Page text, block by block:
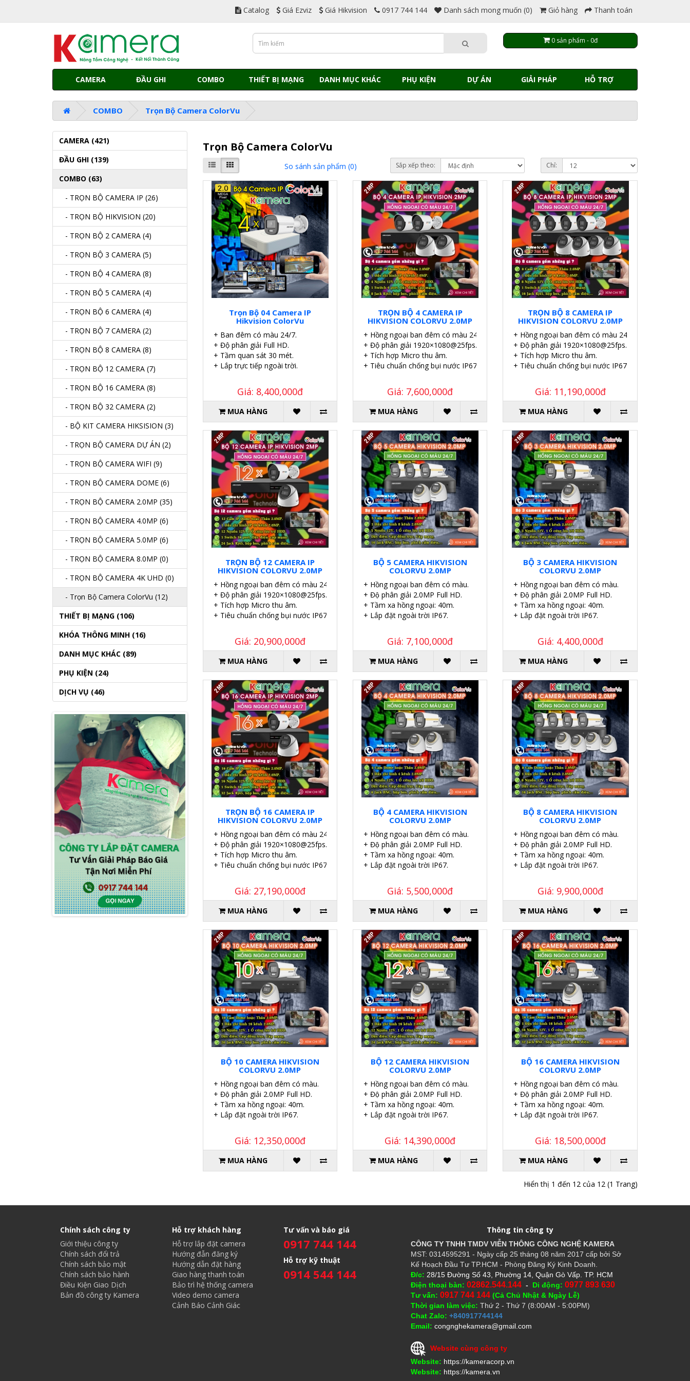
Catalog Giá Ezviz Giá Hikvision 0917 744 144 Danh sách mong muốn (0) Giỏ hàng Thanh toán
0 sản phẩm - 0đ
CAMERA ĐẦU GHI COMBO THIẾT BỊ MẠNG DANH MỤC KHÁC PHỤ KIỆN DỰ ÁN GIẢI PHÁP HỖ TRỢ
COMBO Trọn Bộ Camera ColorVu
CAMERA (421)
ĐẦU GHI (139)
COMBO (63)
- TRỌN BỘ CAMERA IP (26)
- TRỌN BỘ HIKVISION (20)
- TRỌN BỘ 2 CAMERA (4)
- TRỌN BỘ 3 CAMERA (5)
- TRỌN BỘ 4 CAMERA (8)
- TRỌN BỘ 5 CAMERA (4)
- TRỌN BỘ 6 CAMERA (4)
- TRỌN BỘ 7 CAMERA (2)
- TRỌN BỘ 8 CAMERA (8)
- TRỌN BỘ 12 CAMERA (7)
- TRỌN BỘ 16 CAMERA (8)
- TRỌN BỘ 32 CAMERA (2)
- BỘ KIT CAMERA HIKSISION (3)
- TRỌN BỘ CAMERA DỰ ÁN (2)
- TRỌN BỘ CAMERA WIFI (9)
- TRỌN BỘ CAMERA DOME (6)
- TRỌN BỘ CAMERA 2.0MP (35)
- TRỌN BỘ CAMERA 4.0MP (6)
- TRỌN BỘ CAMERA 5.0MP (6)
- TRỌN BỘ CAMERA 8.0MP (0)
- TRỌN BỘ CAMERA 4K UHD (0)
- Trọn Bộ Camera ColorVu (12)
THIẾT BỊ MẠNG (106)
KHÓA THÔNG MINH (16)
DANH MỤC KHÁC (89)
PHỤ KIỆN (24)
DỊCH VỤ (46)
Trọn Bộ Camera ColorVu
So sánh sản phẩm (0) Sắp xếp theo: Chỉ:
Trọn Bộ 04 Camera IP
Hikvision ColorVu
+ Ban đêm có màu 24/7.
+ Độ phân giải Full HD.
+ Tầm quan sát 30 mét.
+ Lắp trực tiếp ngoài trời.
Giá: 8,400,000đ
MUA HÀNG
TRỌN BỘ 4 CAMERA IP
HIKVISION COLORVU 2.0MP
+ Hồng ngoại ban đêm có màu 24/7.
+ Độ phân giải 1920×1080@25fps.
+ Tích hợp Micro thu âm.
+ Tiêu chuẩn chống bụi nước IP67.
Giá: 7,600,000đ
MUA HÀNG
TRỌN BỘ 8 CAMERA IP
HIKVISION COLORVU 2.0MP
+ Hồng ngoại ban đêm có màu 24/7.
+ Độ phân giải 1920×1080@25fps.
+ Tích hợp Micro thu âm.
+ Tiêu chuẩn chống bụi nước IP67.
Giá: 11,190,000đ
MUA HÀNG
TRỌN BỘ 12 CAMERA IP
HIKVISION COLORVU 2.0MP
+ Hồng ngoại ban đêm có màu 24/7.
+ Độ phân giải 1920×1080@25fps.
+ Tích hợp Micro thu âm.
+ Tiêu chuẩn chống bụi nước IP67.
Giá: 20,900,000đ
MUA HÀNG
BỘ 5 CAMERA HIKVISION
COLORVU 2.0MP
+ Hồng ngoại ban đêm có màu.
+ Độ phân giải 2.0MP Full HD.
+ Tầm xa hồng ngoại: 40m.
+ Lắp đặt ngoài trời IP67.
Giá: 7,100,000đ
MUA HÀNG
BỘ 3 CAMERA HIKVISION
COLORVU 2.0MP
+ Hồng ngoại ban đêm có màu.
+ Độ phân giải 2.0MP Full HD.
+ Tầm xa hồng ngoại: 40m.
+ Lắp đặt ngoài trời IP67.
Giá: 4,400,000đ
MUA HÀNG
TRỌN BỘ 16 CAMERA IP
HIKVISION COLORVU 2.0MP
+ Hồng ngoại ban đêm có màu 24/7.
+ Độ phân giải 1920×1080@25fps.
+ Tích hợp Micro thu âm.
+ Tiêu chuẩn chống bụi nước IP67.
Giá: 27,190,000đ
MUA HÀNG
BỘ 4 CAMERA HIKVISION
COLORVU 2.0MP
+ Hồng ngoại ban đêm có màu.
+ Độ phân giải 2.0MP Full HD.
+ Tầm xa hồng ngoại: 40m.
+ Lắp đặt ngoài trời IP67.
Giá: 5,500,000đ
MUA HÀNG
BỘ 8 CAMERA HIKVISION
COLORVU 2.0MP
+ Hồng ngoại ban đêm có màu.
+ Độ phân giải 2.0MP Full HD.
+ Tầm xa hồng ngoại: 40m.
+ Lắp đặt ngoài trời IP67.
Giá: 9,900,000đ
MUA HÀNG
BỘ 10 CAMERA HIKVISION
COLORVU 2.0MP
+ Hồng ngoại ban đêm có màu.
+ Độ phân giải 2.0MP Full HD.
+ Tầm xa hồng ngoại: 40m.
+ Lắp đặt ngoài trời IP67.
Giá: 12,350,000đ
MUA HÀNG
BỘ 12 CAMERA HIKVISION
COLORVU 2.0MP
+ Hồng ngoại ban đêm có màu.
+ Độ phân giải 2.0MP Full HD.
+ Tầm xa hồng ngoại: 40m.
+ Lắp đặt ngoài trời IP67.
Giá: 14,390,000đ
MUA HÀNG
BỘ 16 CAMERA HIKVISION
COLORVU 2.0MP
+ Hồng ngoại ban đêm có màu.
+ Độ phân giải 2.0MP Full HD.
+ Tầm xa hồng ngoại: 40m.
+ Lắp đặt ngoài trời IP67.
Giá: 18,500,000đ
MUA HÀNG
Hiển thị 1 đến 12 của 12 (1 Trang)
Chính sách công ty
Giới thiệu công ty
Chính sách đổi trả
Chính sách bảo mật
Chính sách bảo hành
Điều Kiện Giao Dịch
Bản đồ công ty Kamera
Hỗ trợ khách hàng
Hỗ trợ lắp đặt camera
Hướng đẫn đăng ký
Hướng dẫn đặt hàng
Giao hàng thanh toán
Bảo trì hệ thống camera
Video demo camera
Cảnh Báo Cảnh Giác
Tư vấn và báo giá
0917 744 144
Hỗ trợ kỹ thuật
0914 544 144
Thông tin công ty
CÔNG TY TNHH TMDV VIỄN THÔNG CÔNG NGHỆ KAMERA
MST: 0314595291 - Ngày cấp 25 tháng 08 năm 2017 cấp bởi Sở
Kế Hoạch Đầu Tư TP.HCM - Phòng Đăng Ký Kinh Doanh.
Đ/c: 28/15 Đường Số 43, Phường 14, Quận Gò Vấp. TP. HCM
Điện thoại bàn: 02862.544.144 - Di động: 0977 893 630
Tư vấn: 0917 744 144 (Cả Chủ Nhật & Ngày Lễ)
Thời gian làm việc: Thứ 2 - Thứ 7 (8:00AM - 5:00PM)
Chat Zalo: +840917744144
Email: congnghekamera@gmail.com
Website cùng công ty
Website: https://kameracorp.vn
Website: https://kamera.vn